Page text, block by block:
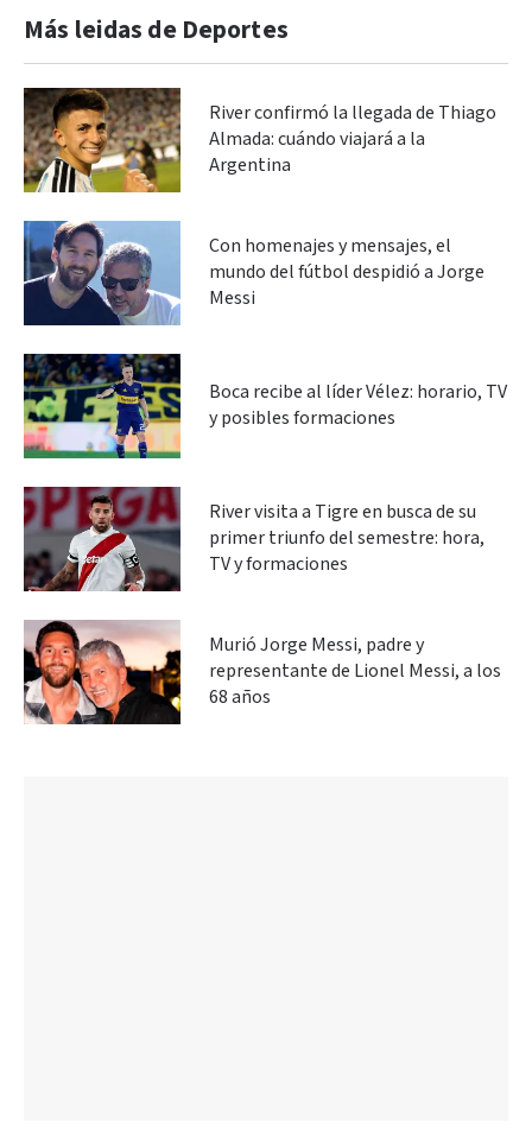
Más leidas de Deportes
River confirmó la llegada de Thiago
Almada: cuándo viajará a la
Argentina
Con homenajes y mensajes, el
mundo del fútbol despidió a Jorge
Messi
Boca recibe al líder Vélez: horario, TV
y posibles formaciones
River visita a Tigre en busca de su
primer triunfo del semestre: hora,
TV y formaciones
Murió Jorge Messi, padre y
representante de Lionel Messi, a los
68 años